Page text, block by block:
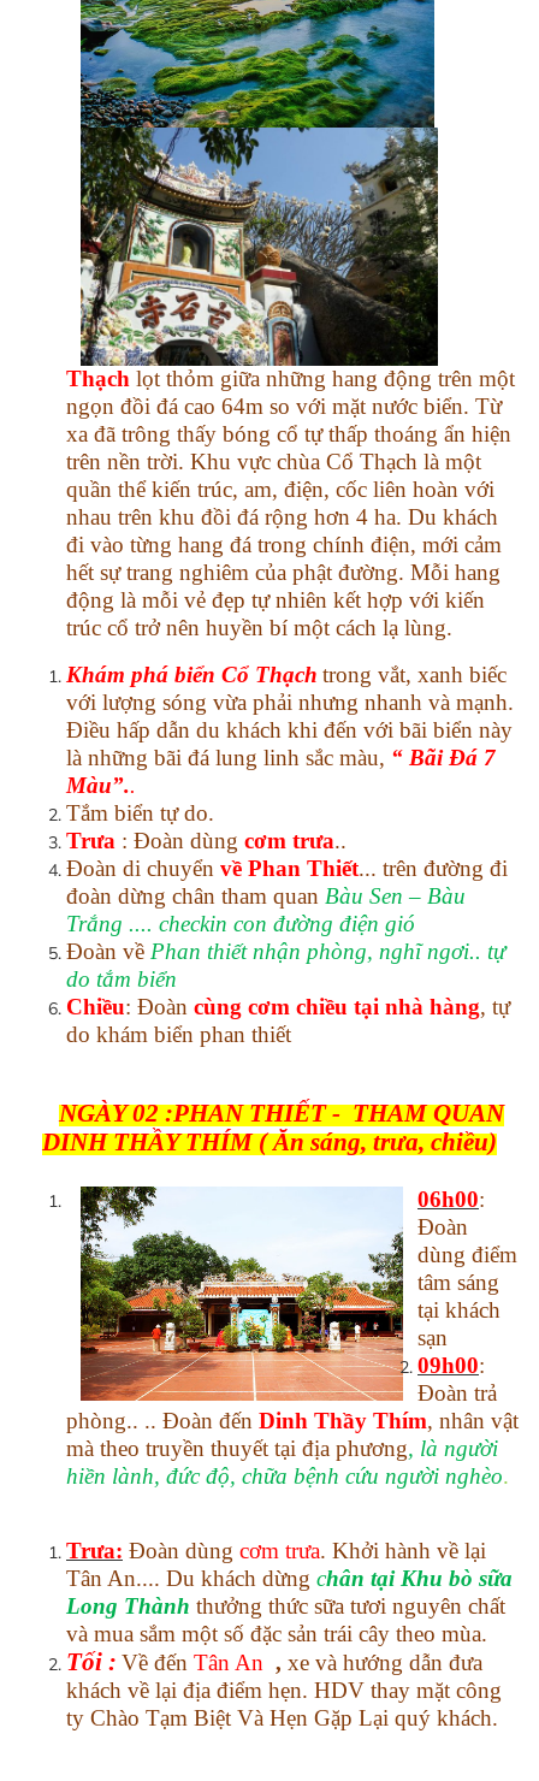
Thạch lọt thỏm giữa những hang động trên một
ngọn đồi đá cao 64m so với mặt nước biển. Từ
xa đã trông thấy bóng cổ tự thấp thoáng ẩn hiện
trên nền trời. Khu vực chùa Cổ Thạch là một
quần thể kiến trúc, am, điện, cốc liên hoàn với
nhau trên khu đồi đá rộng hơn 4 ha. Du khách
đi vào từng hang đá trong chính điện, mới cảm
hết sự trang nghiêm của phật đường. Mỗi hang
động là mỗi vẻ đẹp tự nhiên kết hợp với kiến
trúc cổ trở nên huyền bí một cách lạ lùng.
Khám phá biển Cổ Thạch trong vắt, xanh biếc
với lượng sóng vừa phải nhưng nhanh và mạnh.
Điều hấp dẫn du khách khi đến với bãi biển này
là những bãi đá lung linh sắc màu, “ Bãi Đá 7
Màu”..
Tắm biển tự do.
Trưa : Đoàn dùng cơm trưa..
Đoàn di chuyển về Phan Thiết... trên đường đi
đoàn dừng chân tham quan Bàu Sen – Bàu
Trắng .... checkin con đường điện gió
Đoàn về Phan thiết nhận phòng, nghĩ ngơi.. tự
do tắm biển
Chiều: Đoàn cùng cơm chiều tại nhà hàng, tự
do khám biển phan thiết
NGÀY 02 :PHAN THIẾT - THAM QUAN
DINH THẦY THÍM ( Ăn sáng, trưa, chiều)
06h00:
Đoàn
dùng điểm
tâm sáng
tại khách
sạn
09h00:
Đoàn trả
phòng.. .. Đoàn đến Dinh Thầy Thím, nhân vật
mà theo truyền thuyết tại địa phương, là người
hiền lành, đức độ, chữa bệnh cứu người nghèo.
Trưa: Đoàn dùng cơm trưa. Khởi hành về lại
Tân An.... Du khách dừng chân tại Khu bò sữa
Long Thành thưởng thức sữa tươi nguyên chất
và mua sắm một số đặc sản trái cây theo mùa.
Tối : Về đến Tân An , xe và hướng dẫn đưa
khách về lại địa điểm hẹn. HDV thay mặt công
ty Chào Tạm Biệt Và Hẹn Gặp Lại quý khách.